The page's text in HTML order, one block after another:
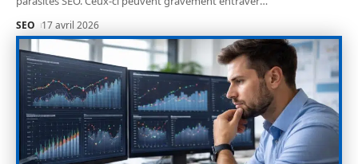
SEO 17 avril 2026